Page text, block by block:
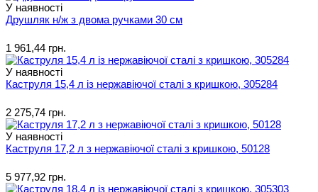
У наявності
Друшляк н/ж з двома ручками 30 см
1 961,44 грн.
У наявності
Каструля 15,4 л із нержавіючої сталі з кришкою, 305284
2 275,74 грн.
У наявності
Каструля 17,2 л з нержавіючої сталі з кришкою, 50128
5 977,92 грн.